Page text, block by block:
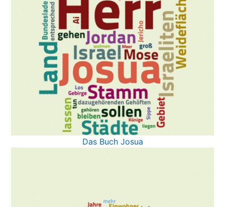
Das Buch Josua